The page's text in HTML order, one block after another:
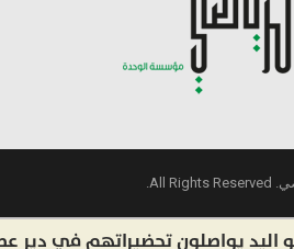
يواصلون تحضيراتهم في دير عطية